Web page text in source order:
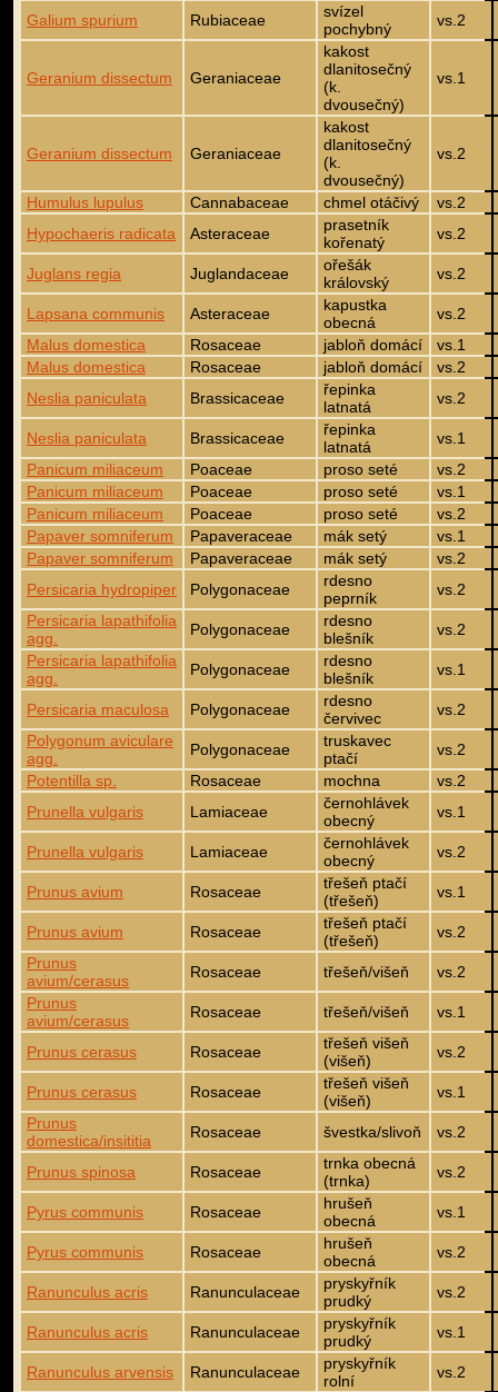
Galium spurium Rubiaceae
svízel
pochybný
vs.2
Geranium dissectum Geraniaceae
kakost
dlanitosečný
(k.
dvousečný)
vs.1
Geranium dissectum Geraniaceae
kakost
dlanitosečný
(k.
dvousečný)
vs.2
Humulus lupulus Cannabaceae chmel otáčivý
vs.2
Hypochaeris radicata
Asteraceae
prasetník
kořenatý
vs.2
Juglans regia Juglandaceae
ořešák
královský
vs.2
Lapsana communis Asteraceae
kapustka
obecná
vs.2
Malus domestica
Rosaceae jabloň domácí
vs.1
Malus domestica
Rosaceae jabloň domácí
vs.2
Neslia paniculata
Brassicaceae
řepinka
latnatá
vs.2
Neslia paniculata Brassicaceae
řepinka
latnatá
vs.1
Panicum miliaceum
Poaceae proso seté
vs.2
Panicum miliaceum
Poaceae proso seté
vs.1
Panicum miliaceum
Poaceae proso seté
vs.2
Papaver somniferum
Papaveraceae mák setý
vs.1
Papaver somniferum
Papaveraceae mák setý
vs.2
Persicaria hydropiper
Polygonaceae
rdesno
peprník
vs.2
Persicaria lapathifolia
agg.
Polygonaceae
rdesno
blešník
vs.2
Persicaria lapathifolia
agg.
Polygonaceae
rdesno
blešník
vs.1
Persicaria maculosa Polygonaceae
rdesno
červivec
vs.2
Polygonum aviculare
agg.
Polygonaceae
truskavec
ptačí
vs.2
Potentilla sp.
Rosaceae mochna
vs.2
Prunella vulgaris
Lamiaceae
černohlávek
obecný
vs.1
Prunella vulgaris Lamiaceae
černohlávek
obecný
vs.2
Prunus avium Rosaceae
třešeň ptačí
(třešeň)
vs.1
Prunus avium Rosaceae
třešeň ptačí
(třešeň)
vs.2
Prunus
avium/cerasus
Rosaceae třešeň/višeň
vs.2
Prunus
avium/cerasus
Rosaceae třešeň/višeň vs.1
Prunus cerasus Rosaceae
třešeň višeň
(višeň)
vs.2
Prunus cerasus Rosaceae
třešeň višeň
(višeň)
vs.1
Prunus
domestica/insititia
Rosaceae švestka/slivoň vs.2
Prunus spinosa Rosaceae
trnka obecná
(trnka)
vs.2
Pyrus communis Rosaceae
hrušeň
obecná
vs.1
Pyrus communis Rosaceae
hrušeň
obecná
vs.2
Ranunculus acris Ranunculaceae
pryskyřník
prudký
vs.2
Ranunculus acris Ranunculaceae
pryskyřník
prudký
vs.1
Ranunculus arvensis Ranunculaceae
pryskyřník
rolní
vs.2